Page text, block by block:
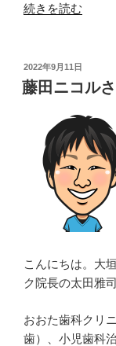
“糖
の
人
高
い”
続きを読む
投
稿
日:
2022年9月11日
藤田ニコル
こんにちは。大
ク院長の太田雅司
おおた歯科クリ
歯）、小児歯科